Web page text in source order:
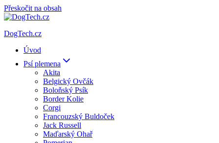
Přeskočit na obsah
DogTech.cz
Úvod
Psí plemena
Akita
Belgický Ovčák
Boloňský Psík
Border Kolie
Corgi
Francouzský Buldoček
Jack Russell
Maďarský Ohař